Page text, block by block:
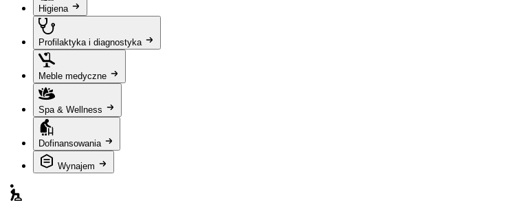
Higiena
Profilaktyka i diagnostyka
Meble medyczne
Spa & Wellness
Dofinansowania
Wynajem